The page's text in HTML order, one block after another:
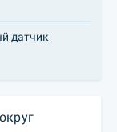
датчик